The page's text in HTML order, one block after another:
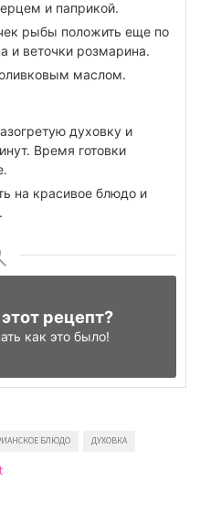
и паприкой.
рыбы положить еще по
и веточки розмарина.
маслом.
духовку и
Время готовки
на красивое блюдо и
рецепт?
как это было!
БЛЮДО ДУХОВКА
on